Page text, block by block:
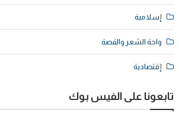
إسلامية
واحة الشعر والقصة
إقتصادية
تابعونا على الفيس بوك